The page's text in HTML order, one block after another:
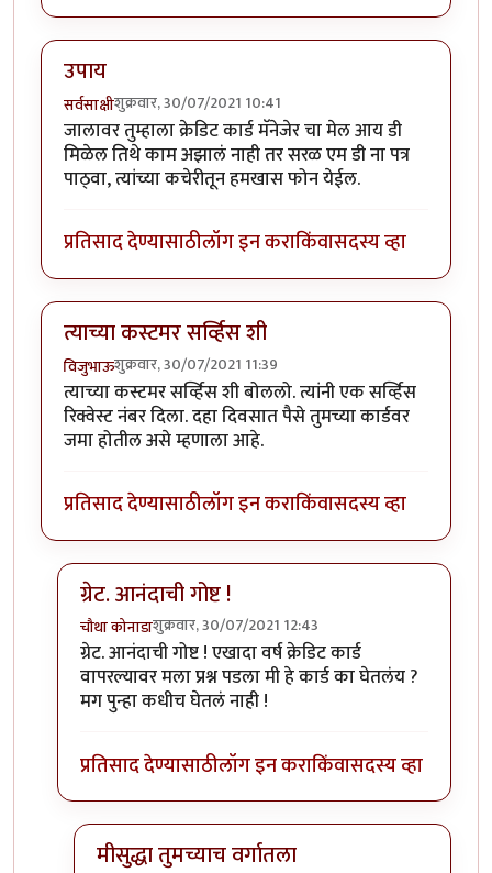
उपाय
सर्वसाक्षीशुक्रवार, 30/07/2021 10:41
जालावर तुम्हाला क्रेडिट कार्ड मॅनेजेर चा मेल आय डी
मिळेल तिथे काम अझालं नाही तर सरळ एम डी ना पत्र
पाठ्वा, त्यांच्या कचेरीतून हमखास फोन येईल.
प्रतिसाद देण्यासाठीलॉग इन कराकिंवासदस्य व्हा
त्याच्या कस्टमर सर्व्हिस शी
विजुभाऊशुक्रवार, 30/07/2021 11:39
त्याच्या कस्टमर सर्व्हिस शी बोललो. त्यांनी एक सर्व्हिस
रिक्वेस्ट नंबर दिला. दहा दिवसात पैसे तुमच्या कार्डवर
जमा होतील असे म्हणाला आहे.
प्रतिसाद देण्यासाठीलॉग इन कराकिंवासदस्य व्हा
ग्रेट. आनंदाची गोष्ट !
चौथा कोनाडाशुक्रवार, 30/07/2021 12:43
In reply toत्याच्या कस्टमर सर्व्हिस शीby
ग्रेट. आनंदाची गोष्ट ! एखादा वर्ष क्रेडिट कार्ड
वापरल्यावर मला प्रश्न पडला मी हे कार्ड का घेतलंय ?
मग पुन्हा कधीच घेतलं नाही !
प्रतिसाद देण्यासाठीलॉग इन कराकिंवासदस्य व्हा
मीसुद्धा तुमच्याच वर्गातला